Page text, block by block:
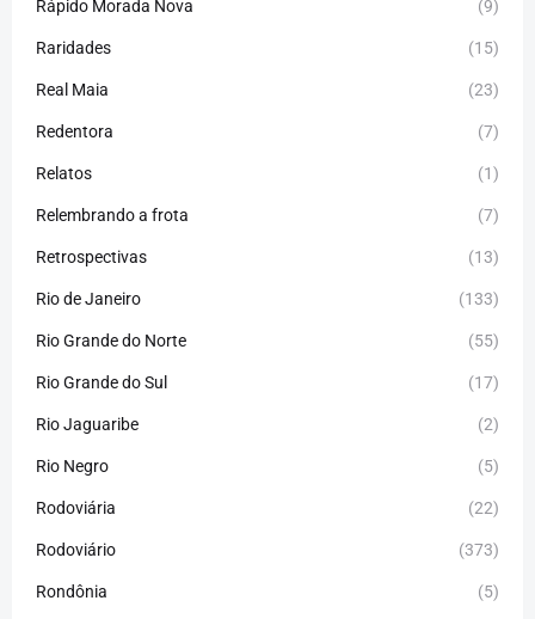
Rápido Morada Nova (9)
Raridades (15)
Real Maia (23)
Redentora (7)
Relatos (1)
Relembrando a frota (7)
Retrospectivas (13)
Rio de Janeiro (133)
Rio Grande do Norte (55)
Rio Grande do Sul (17)
Rio Jaguaribe (2)
Rio Negro (5)
Rodoviária (22)
Rodoviário (373)
Rondônia (5)